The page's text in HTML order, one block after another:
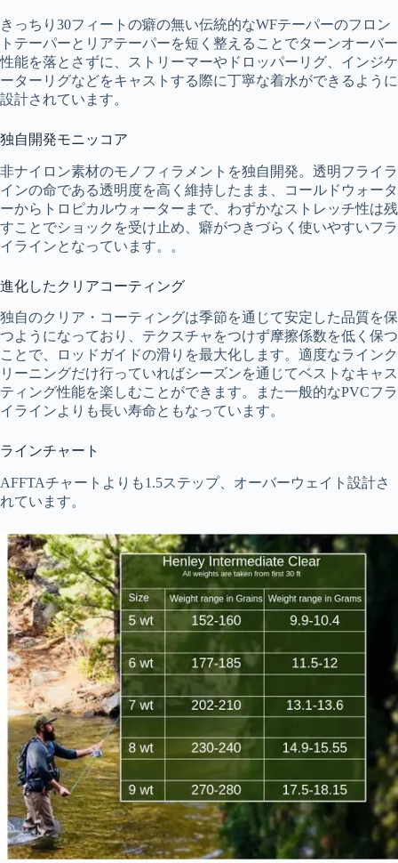
きっちり30フィートの癖の無い伝統的なWFテーパーのフロン
トテーパーとリアテーパーを短く整えることでターンオーバー
性能を落とさずに、ストリーマーやドロッパーリグ、インジケ
ーターリグなどをキャストする際に丁寧な着水ができるように
設計されています。
独自開発モニッコア
非ナイロン素材のモノフィラメントを独自開発。透明フライラ
インの命である透明度を高く維持したまま、コールドウォータ
ーからトロピカルウォーターまで、わずかなストレッチ性は残
すことでショックを受け止め、癖がつきづらく使いやすいフラ
イラインとなっています。。
進化したクリアコーティング
独自のクリア・コーティングは季節を通じて安定した品質を保
つようになっており、テクスチャをつけず摩擦係数を低く保つ
ことで、ロッドガイドの滑りを最大化します。適度なラインク
リーニングだけ行っていればシーズンを通じてベストなキャス
ティング性能を楽しむことができます。また一般的なPVCフラ
イラインよりも長い寿命ともなっています。
ラインチャート
AFFTAチャートよりも1.5ステップ、オーバーウェイト設計さ
れています。